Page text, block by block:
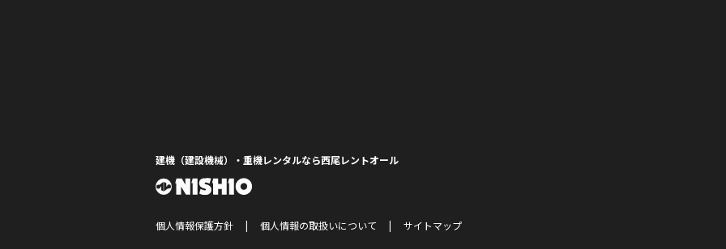
建機（建設機械）・重機レンタルなら西尾レントオール
個人情報保護方針 個人情報の取扱いについて サイトマップ